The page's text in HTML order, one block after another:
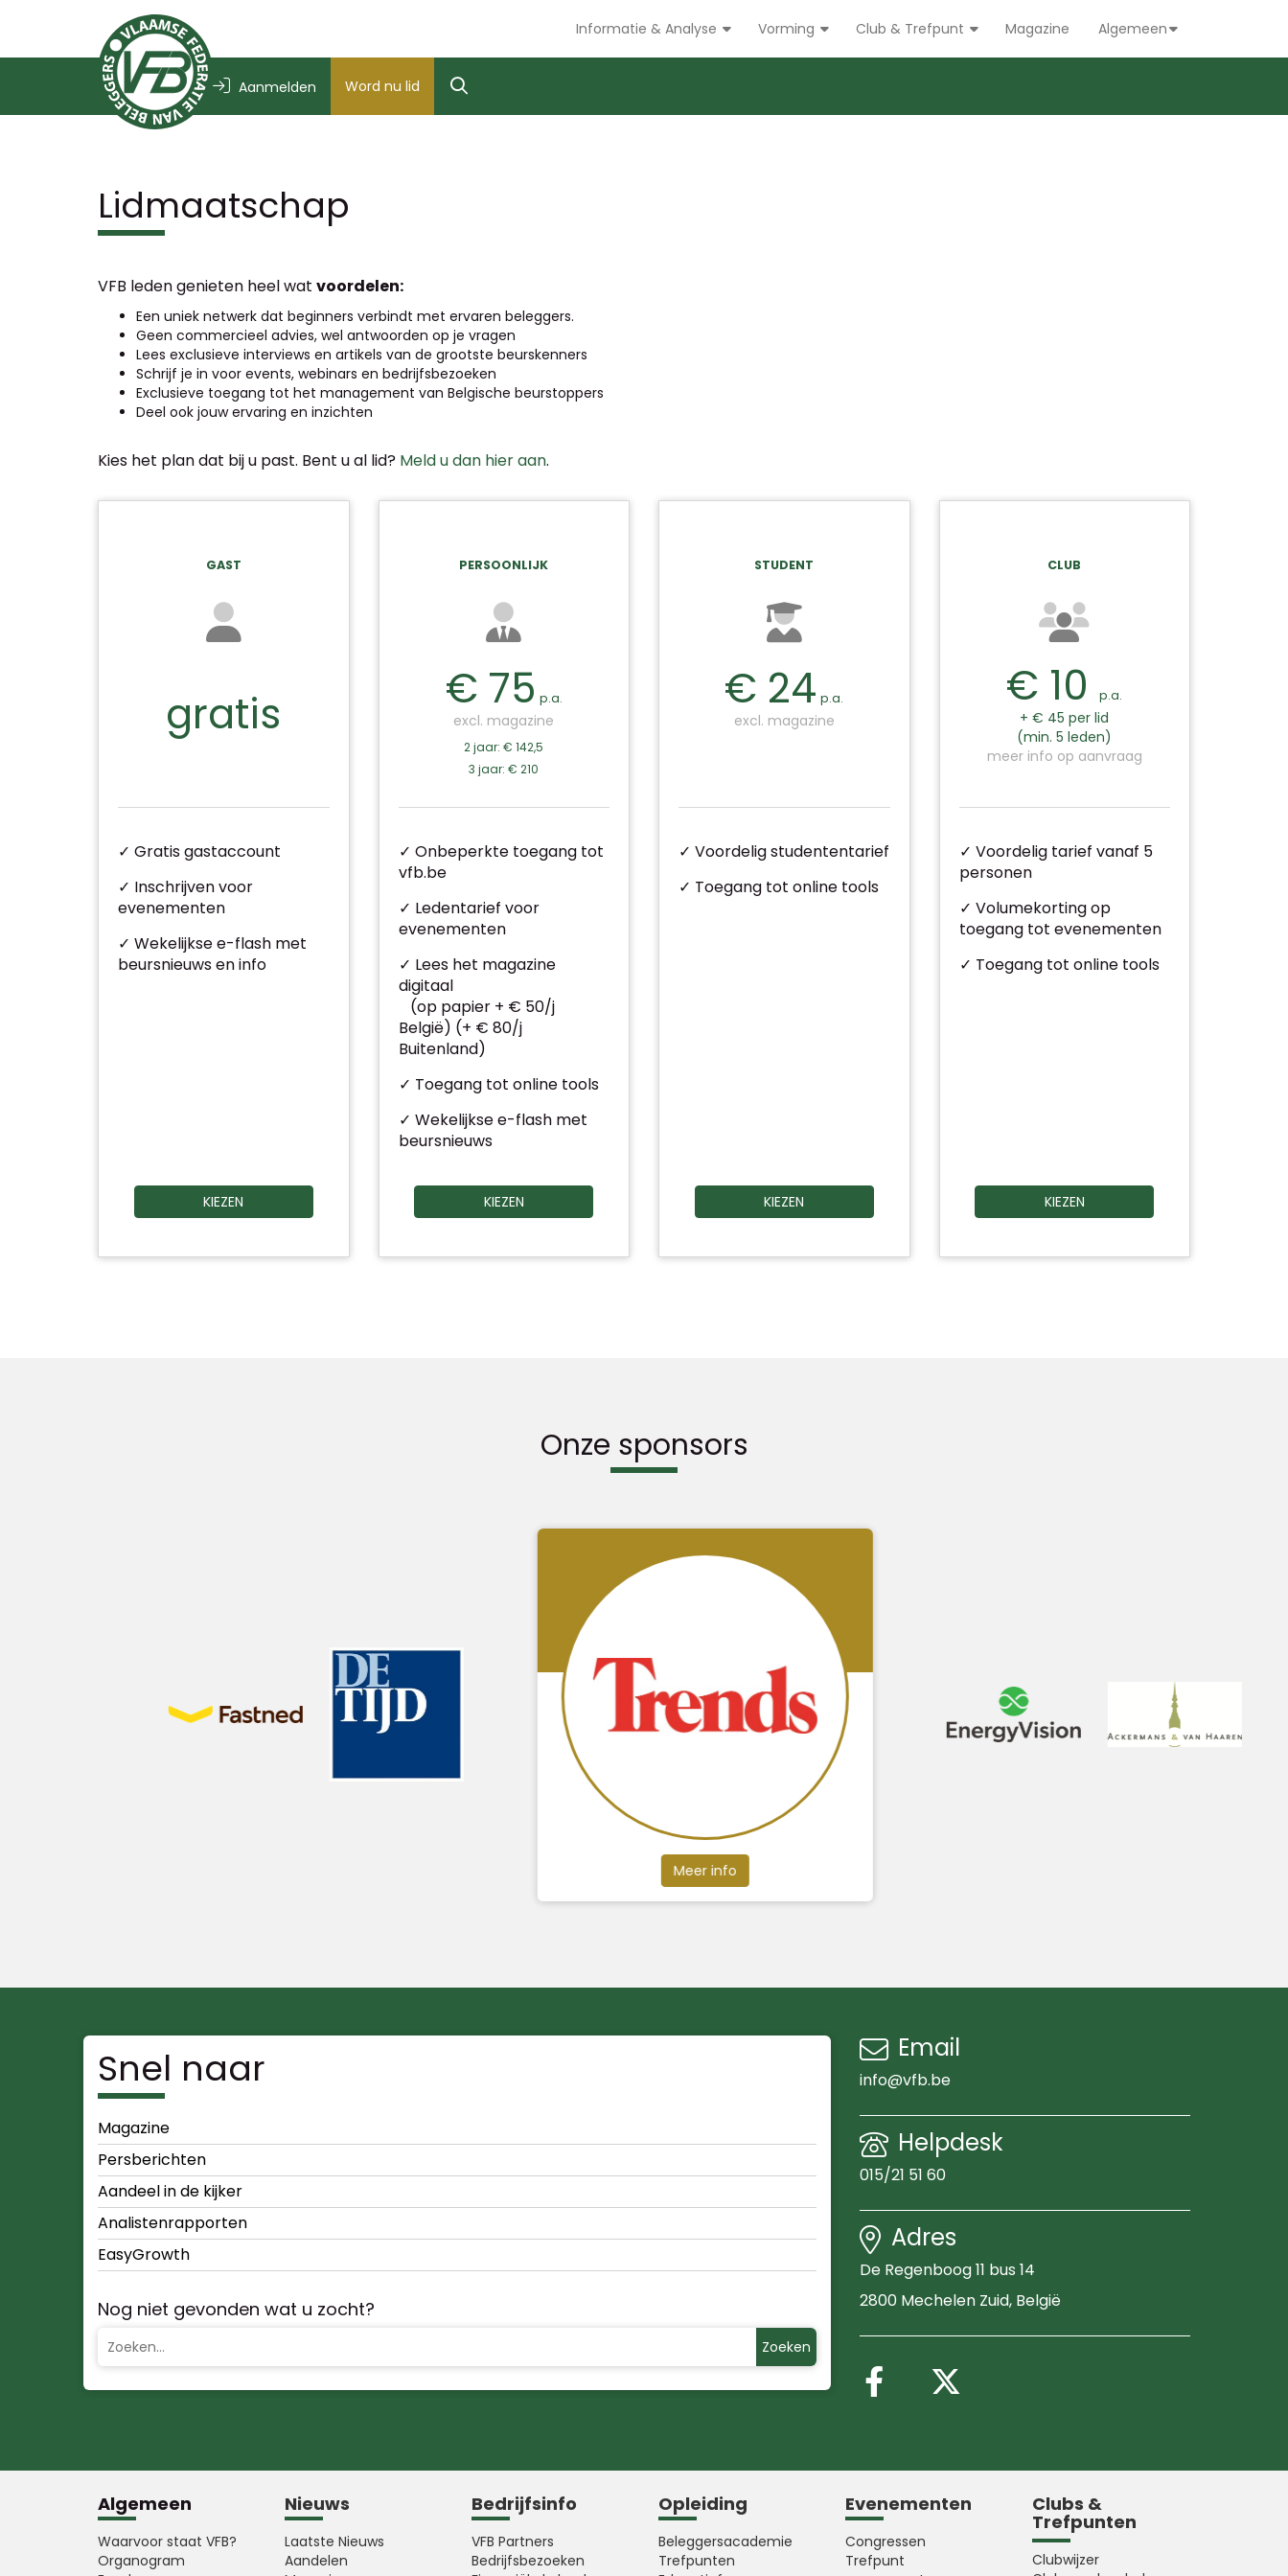
Informatie & Analyse Vorming Club & Trefpunt Magazine Algemeen
Aanmelden Word nu lid
Lidmaatschap
VFB leden genieten heel wat voordelen:
Een uniek netwerk dat beginners verbindt met ervaren beleggers.
Geen commercieel advies, wel antwoorden op je vragen
Lees exclusieve interviews en artikels van de grootste beurskenners
Schrijf je in voor events, webinars en bedrijfsbezoeken
Exclusieve toegang tot het management van Belgische beurstoppers
Deel ook jouw ervaring en inzichten
Kies het plan dat bij u past. Bent u al lid? Meld u dan hier aan.
GAST
gratis
✓ Gratis gastaccount
✓ Inschrijven voor
evenementen
✓ Wekelijkse e-flash met
beursnieuws en info
KIEZEN
PERSOONLIJK
€ 75 p.a.
excl. magazine
2 jaar: € 142,5
3 jaar: € 210
✓ Onbeperkte toegang tot
vfb.be
✓ Ledentarief voor
evenementen
✓ Lees het magazine
digitaal
(op papier + € 50/j
België) (+ € 80/j
Buitenland)
✓ Toegang tot online tools
✓ Wekelijkse e-flash met
beursnieuws
KIEZEN
STUDENT
€ 24 p.a.
excl. magazine
✓ Voordelig studententarief
✓ Toegang tot online tools
KIEZEN
CLUB
€ 10p.a.
+ € 45 per lid
(min. 5 leden)
meer info op aanvraag
✓ Voordelig tarief vanaf 5
personen
✓ Volumekorting op
toegang tot evenementen
✓ Toegang tot online tools
KIEZEN
Onze sponsors
Meer info
Snel naar
Magazine
Persberichten
Aandeel in de kijker
Analistenrapporten
EasyGrowth
Nog niet gevonden wat u zocht?
Zoeken
Email
info@vfb.be
Helpdesk
015/21 51 60
Adres
De Regenboog 11 bus 14
2800 Mechelen Zuid, België
Volg ons op Facebook
Algemeen
Waarvoor staat VFB?
Organogram
Nieuws
Laatste Nieuws
Aandelen
Bedrijfsinfo
VFB Partners
Bedrijfsbezoeken
Opleiding
Beleggersacademie
Trefpunten
Evenementen
Congressen
Trefpunt
Clubs &
Trefpunten
Clubwijzer